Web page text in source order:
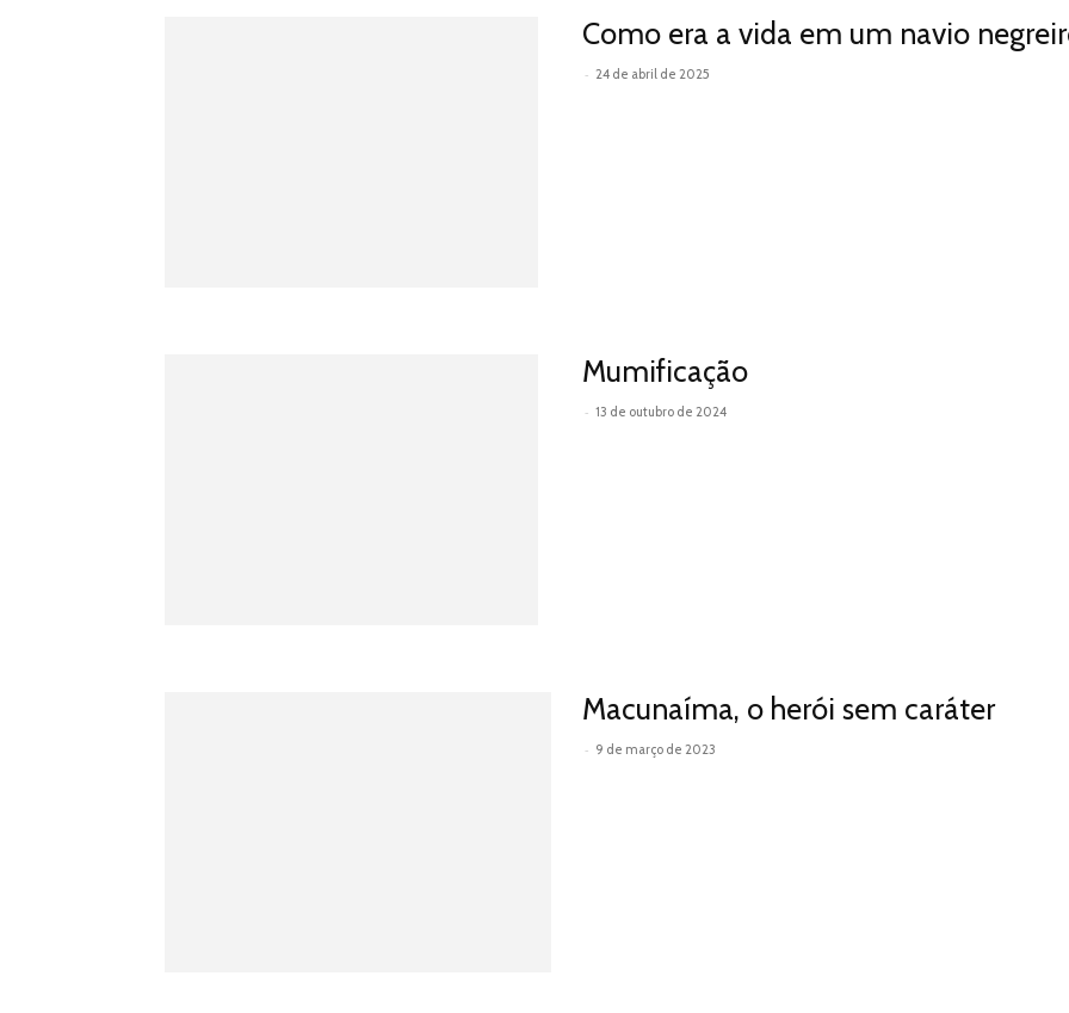
Como era a vida em um navio
- 24 de abril de 2025
Mumificação
- 13 de outubro de 2024
Macunaíma, o herói sem caráter
- 9 de março de 2023